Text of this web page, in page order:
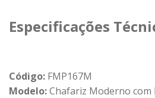
Especificações
Código: FMP167M
Modelo:Chafariz Moderno com